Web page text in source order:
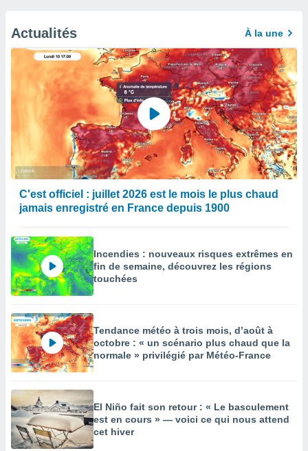
Actualités À la une
C'est officiel : juillet 2026 est le mois le plus chaud
jamais enregistré en France depuis 1900
Incendies : nouveaux risques extrêmes en
fin de semaine, découvrez les régions
touchées
Tendance météo à trois mois, d’août à
octobre : « un scénario plus chaud que la
normale » privilégié par Météo-France
El Niño fait son retour : « Le basculement
est en cours » — voici ce qui nous attend
cet hiver